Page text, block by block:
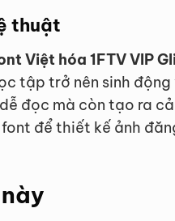
thuật
Việt hóa 1FTV VIP
tập trở nên sinh động
đọc mà còn tạo ra
để thiết kế ảnh